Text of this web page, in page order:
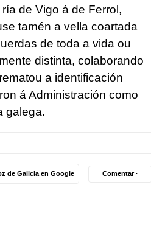
de Vigo á de Ferrol,
tamén a vella coartada
de toda a vida ou
distinta, colaborando
a identificación
á Administración como
galega.
de Galicia en Google Comentar ·